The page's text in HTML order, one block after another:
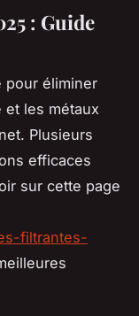
: Guide
pour éliminer
et les métaux
Plusieurs
efficaces
sur cette page
filtrantes-